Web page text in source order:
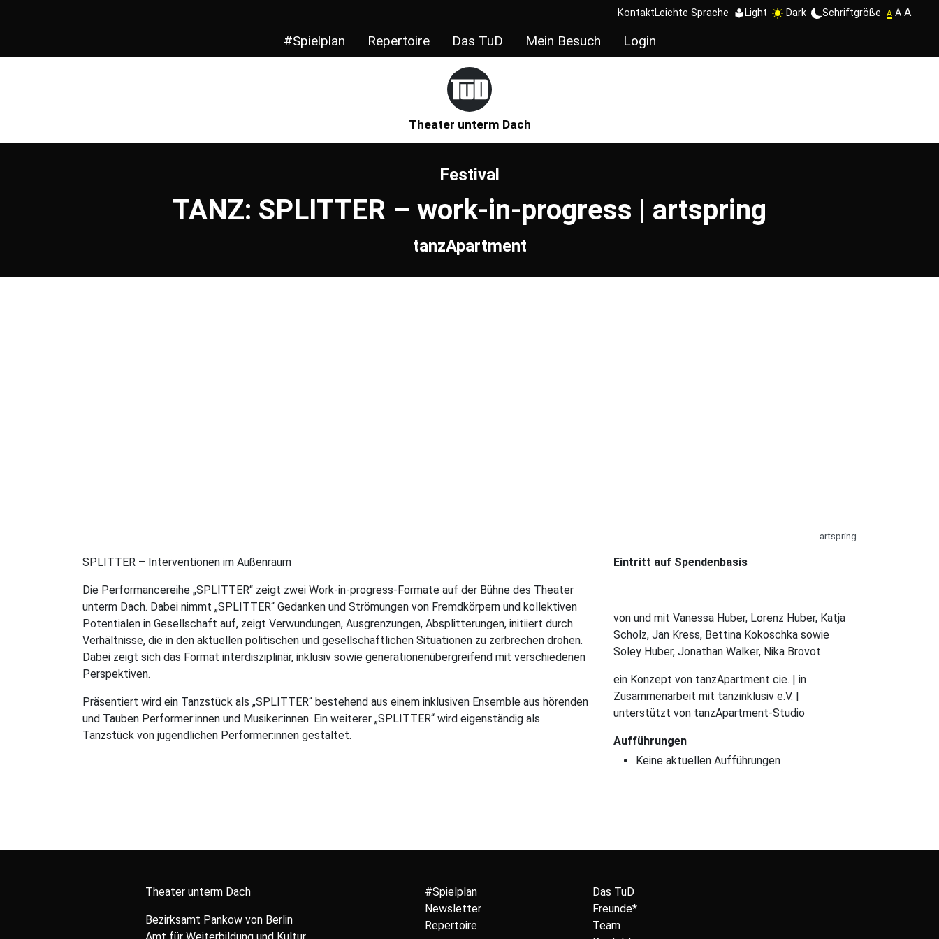
KontaktLeichte Sprache Light Dark Schriftgröße A A A
#Spielplan Repertoire Das TuD Mein Besuch Login
Theater unterm Dach
Festival
TANZ: SPLITTER – work-in-progress | artspring
tanzApartment
artspring
SPLITTER – Interventionen im Außenraum
Die Performancereihe „SPLITTER“ zeigt zwei Work-in-progress-Formate auf der Bühne des Theater
unterm Dach. Dabei nimmt „SPLITTER“ Gedanken und Strömungen von Fremdkörpern und kollektiven
Potentialen in Gesellschaft auf, zeigt Verwundungen, Ausgrenzungen, Absplitterungen, initiiert durch
Verhältnisse, die in den aktuellen politischen und gesellschaftlichen Situationen zu zerbrechen drohen.
Dabei zeigt sich das Format interdisziplinär, inklusiv sowie generationenübergreifend mit verschiedenen
Perspektiven.
Präsentiert wird ein Tanzstück als „SPLITTER“ bestehend aus einem inklusiven Ensemble aus hörenden
und Tauben Performer:innen und Musiker:innen. Ein weiterer „SPLITTER“ wird eigenständig als
Tanzstück von jugendlichen Performer:innen gestaltet.
Eintritt auf Spendenbasis
von und mit Vanessa Huber, Lorenz Huber, Katja
Scholz, Jan Kress, Bettina Kokoschka sowie
Soley Huber, Jonathan Walker, Nika Brovot
ein Konzept von tanzApartment cie. | in
Zusammenarbeit mit tanzinklusiv e.V. |
unterstützt von tanzApartment-Studio
Aufführungen
Keine aktuellen Aufführungen
Theater unterm Dach
Bezirksamt Pankow von Berlin
#Spielplan
Newsletter
Repertoire
Das TuD
Freunde*
Team